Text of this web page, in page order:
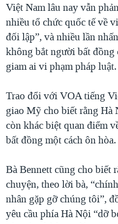
Việt Nam lâu nay vẫn
nhiều tổ chức quốc tế về
đối lập”, và nhiều lần
không bắt người bất
giam ai vi phạm pháp luật.
Trao đổi với VOA tiếng
giao Mỹ cho biết rằng Hà
còn khác biệt quan điểm
bất đồng một cách ôn hòa.
Bà Bennett cũng cho biết
chuyện, theo lời bà,
nhân gặp gỡ chúng tôi”,
yêu cầu phía Hà Nội “dỡ